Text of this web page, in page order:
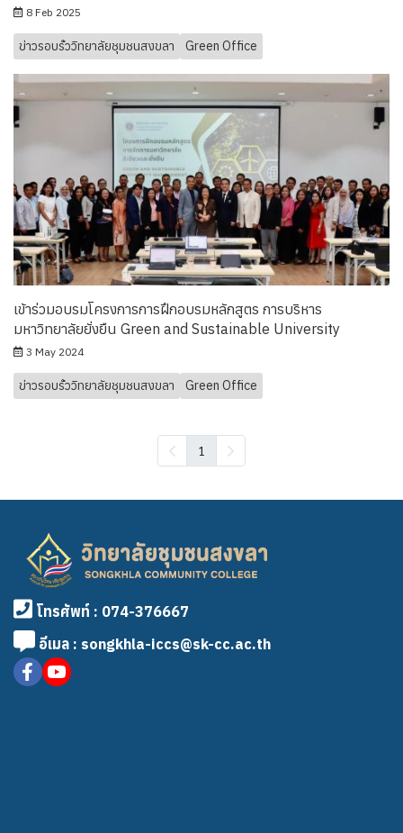
8 Feb 2025
ข่าวรอบรั้ววิทยาลัยชุมชนสงขลา Green Office
เข้าร่วมอบรมโครงการการฝึกอบรมหลักสูตร การบริหาร
มหาวิทยาลัยยั่งยืน Green and Sustainable University
3 May 2024
ข่าวรอบรั้ววิทยาลัยชุมชนสงขลา Green Office
1
โทรศัพท์ : 074-376667
อีเมล : songkhla-iccs@sk-cc.ac.th